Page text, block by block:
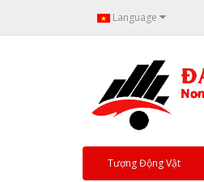
Language
Tượng Động Vật